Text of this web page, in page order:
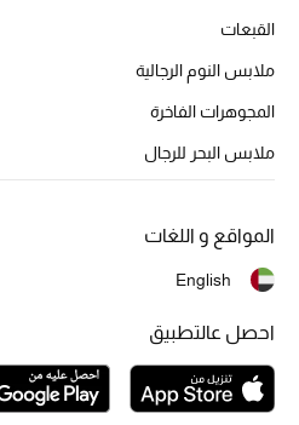
الموسم الجديد
أحذية النسائية
تشكيلة الأحذية
الأحذية الرجالية
أحذية للأطفال
أبرز المصممين
القبعات
ملابس النوم الرجالية
المجوهرات الفاخرة
ملابس البحر للرجال
المواقع و اللغات
English
احصل عالتطبيق